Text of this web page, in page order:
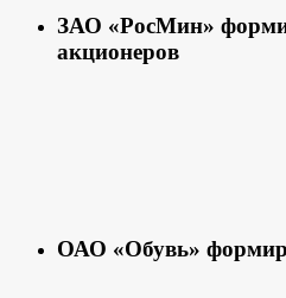
ЗАО «РосМин»
акционеров
ОАО «Обувь»